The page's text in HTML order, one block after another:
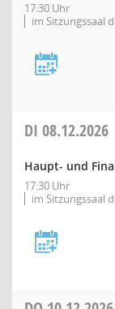
17:30 Uhr
im Sitzungssaal
DI 08.12.2026
Haupt- und
17:30 Uhr
im Sitzungssaal